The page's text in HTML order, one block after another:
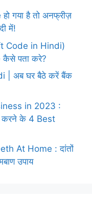
गया है तो अनफ्रीज़
में!
Code in Hindi)
कैसे पता करे?
| अब घर बैठे करें बैंक
in 2023 :
करने के 4 Best
At Home : दांतों
उपाय